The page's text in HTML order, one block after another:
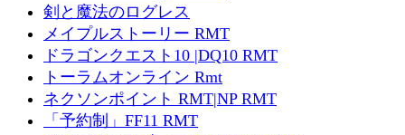
剣と魔法のログレス
メイプルストーリー RMT
ドラゴンクエスト10 |DQ10 RMT
トーラムオンライン Rmt
ネクソンポイント RMT|NP RMT
「予約制」FF11 RMT